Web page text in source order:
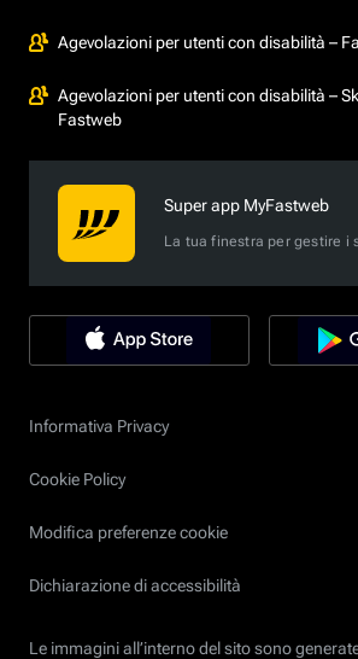
Agevolazioni per utenti con disabilità –
Agevolazioni per utenti con disabilità –
Fastweb
Super app MyFastweb
La tua finestra per gestire i
Informativa Privacy
Cookie Policy
Modifica preferenze cookie
Dichiarazione di accessibilità
Le immagini all’interno del sito sono